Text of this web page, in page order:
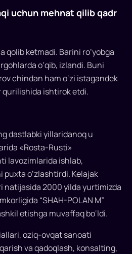
uchun mehnat qilib qadr
qolib ketmadi. Barini ro‘yobga
o‘qib, izlandi. Buni
chindan ham o‘zi istagandek
qurilishida ishtirok etdi.
dastlabki yillaridanoq u
«Rosta-Rusti»
lavozimlarida ishlab,
o‘zlashtirdi. Kelajak
natijasida 2000 yilda yurtimizda
“SHAH-POLAN M”
etishga muvaffaq bo‘ldi.
oziq-ovqat sanoati
va qadoqlash, konsalting,